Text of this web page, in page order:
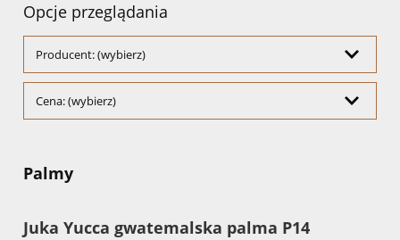
Opcje przeglądania
Producent: (wybierz)
Cena: (wybierz)
Palmy
Juka Yucca gwatemalska palma P14